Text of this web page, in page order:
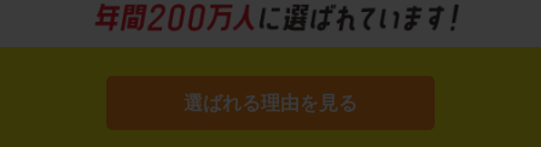
選ばれる理由を見る